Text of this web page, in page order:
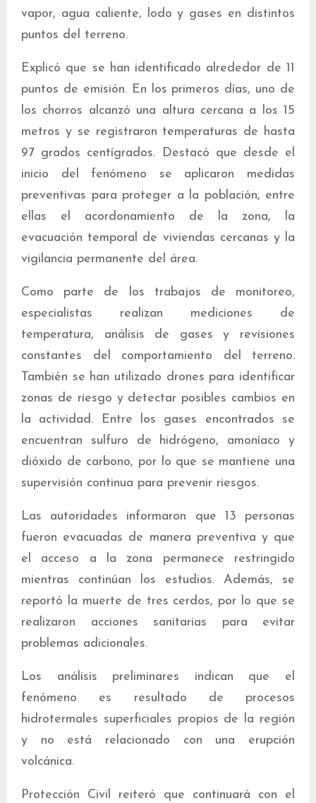
vapor, agua caliente, lodo y gases en distintos
puntos del terreno.
Explicó que se han identificado alrededor de 11
puntos de emisión. En los primeros días, uno de
los chorros alcanzó una altura cercana a los 15
metros y se registraron temperaturas de hasta
97 grados centígrados. Destacó que desde el
inicio del fenómeno se aplicaron medidas
preventivas para proteger a la población, entre
ellas el acordonamiento de la zona, la
evacuación temporal de viviendas cercanas y la
vigilancia permanente del área.
Como parte de los trabajos de monitoreo,
especialistas realizan mediciones de
temperatura, análisis de gases y revisiones
constantes del comportamiento del terreno.
También se han utilizado drones para identificar
zonas de riesgo y detectar posibles cambios en
la actividad. Entre los gases encontrados se
encuentran sulfuro de hidrógeno, amoníaco y
dióxido de carbono, por lo que se mantiene una
supervisión continua para prevenir riesgos.
Las autoridades informaron que 13 personas
fueron evacuadas de manera preventiva y que
el acceso a la zona permanece restringido
mientras continúan los estudios. Además, se
reportó la muerte de tres cerdos, por lo que se
realizaron acciones sanitarias para evitar
problemas adicionales.
Los análisis preliminares indican que el
fenómeno es resultado de procesos
hidrotermales superficiales propios de la región
y no está relacionado con una erupción
volcánica.
Protección Civil reiteró que continuará con el